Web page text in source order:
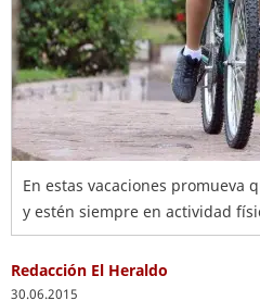
En estas vacaciones promueva
y estén siempre en actividad
Redacción El Heraldo
30.06.2015